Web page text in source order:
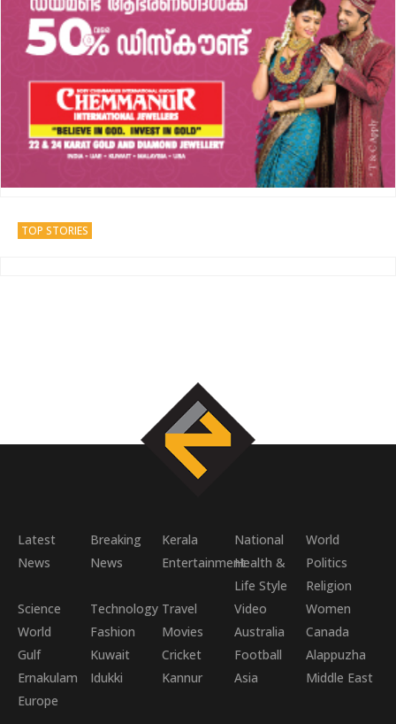
TOP STORIES
Latest
News
Breaking
News
Kerala National
World
EntertainmentHealth &
Life Style
Politics
Religion
Science
World
Technology Travel Video
Women
Fashion
Movies Australia
Canada
Gulf
Kuwait Cricket Football
Alappuzha
Ernakulam
Idukki Kannur Asia
Middle East
Europe